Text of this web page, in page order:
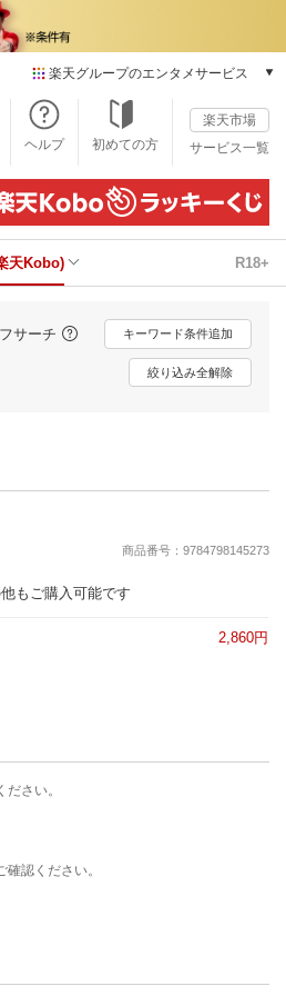
楽天グループのエンタメサービス
本/ゲーム/CD/DVD
楽天ブックス
電子書籍
楽天Kobo
雑誌読み放題
楽天ミュージック
動画配信
楽天TV
動画配信ガイド
推し楽
ヘルプ 初めての方
楽天市場
サービス一覧
天Kobo) R18+
サーチ キーワード条件追加
絞り込み全解除
商品番号：9784798145273
もご購入可能です
2,860円
さい。
認ください。